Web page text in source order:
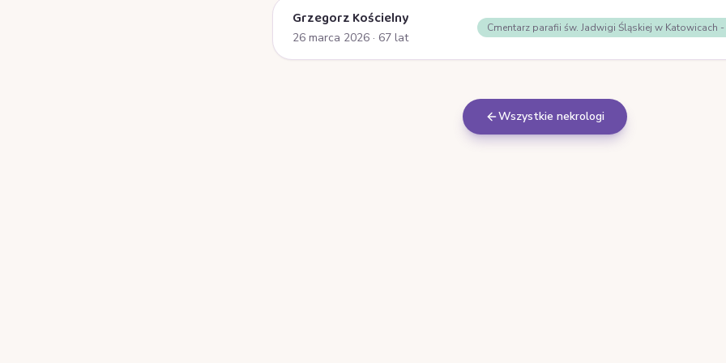
Grzegorz Kościelny
26 marca 2026 · 67 lat
Cmentarz parafii św. Jadwigi Śląskiej w Katowicach
Wszystkie nekrologi